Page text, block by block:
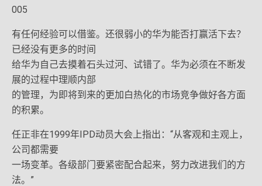
005
有任何经验可以借鉴。还很弱小的华为能否打赢活下去？
已经没有更多的时间
给华为自己去摸着石头过河、试错了。华为必须在不断发
展的过程中理顺内部
的管理，为即将到来的更加白热化的市场竞争做好各方面
的积累。
任正非在1999年IPD动员大会上指出：“从客观和主观上，
公司都需要
一场变革。各级部门要紧密配合起来，努力改进我们的方
法。”